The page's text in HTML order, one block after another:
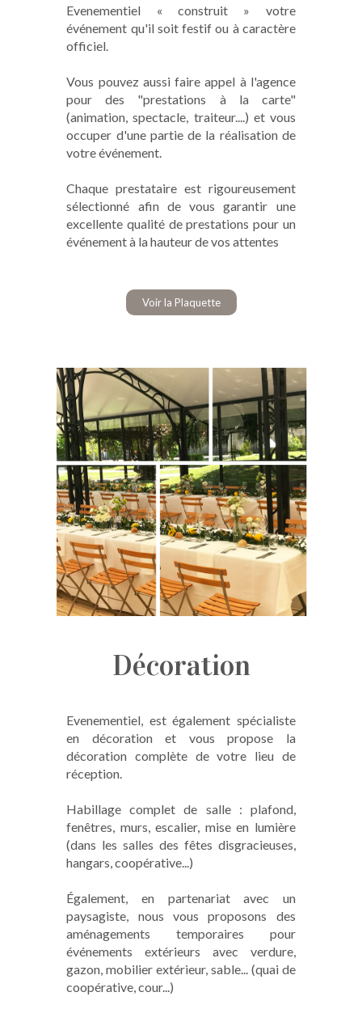
Evenementiel « construit » votre
événement qu'il soit festif ou à caractère
officiel.
Vous pouvez aussi faire appel à l'agence
pour des "prestations à la carte"
(animation, spectacle, traiteur....) et vous
occuper d'une partie de la réalisation de
votre événement.
Chaque prestataire est rigoureusement
sélectionné afin de vous garantir une
excellente qualité de prestations pour un
événement à la hauteur de vos attentes
Voir la Plaquette
Décoration
Evenementiel, est également spécialiste
en décoration et vous propose la
décoration complète de votre lieu de
réception.
Habillage complet de salle : plafond,
fenêtres, murs, escalier, mise en lumière
(dans les salles des fêtes disgracieuses,
hangars, coopérative...)
Également, en partenariat avec un
paysagiste, nous vous proposons des
aménagements temporaires pour
événements extérieurs avec verdure,
gazon, mobilier extérieur, sable... (quai de
coopérative, cour...)